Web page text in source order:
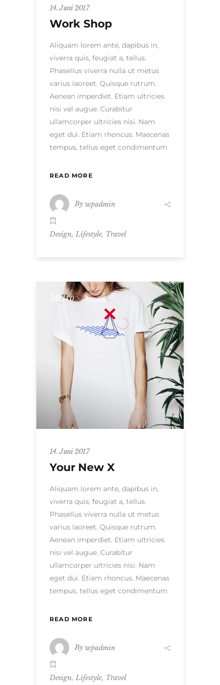
14. Juni 2017
Work Shop
Aliquam lorem ante, dapibus in,
viverra quis, feugiat a, tellus.
Phasellus viverra nulla ut metus
varius laoreet. Quisque rutrum.
Aenean imperdiet. Etiam ultricies
nisi vel augue. Curabitur
ullamcorper ultricies nisi. Nam
eget dui. Etiam rhoncus. Maecenas
tempus, tellus eget condimentum
READ MORE
By wpadmin
Design, Lifestyle, Travel
Metro
14. Juni 2017
Your New X
Aliquam lorem ante, dapibus in,
viverra quis, feugiat a, tellus.
Phasellus viverra nulla ut metus
varius laoreet. Quisque rutrum.
Aenean imperdiet. Etiam ultricies
nisi vel augue. Curabitur
ullamcorper ultricies nisi. Nam
eget dui. Etiam rhoncus. Maecenas
tempus, tellus eget condimentum
READ MORE
By wpadmin
Design, Lifestyle, Travel